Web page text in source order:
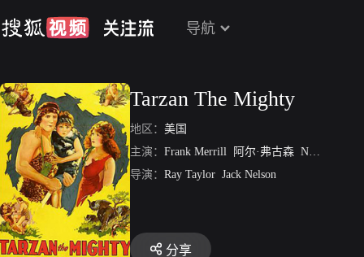
导航
Tarzan The Mighty
地区： 美国
主演： Frank Merrill 阿尔·弗古森 Natalie Kingston
导演： Ray Taylor Jack Nelson
分享